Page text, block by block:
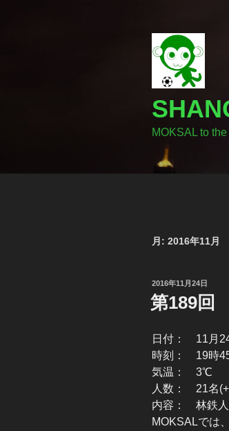
MOKSAL to
月: 2016年11月
投
稿
日:
2016年11月24日
第189回
日付： 11月24
時刻： 19時
気温： 3℃
人数： 21名(+
内容： 林鉄人
MOKSALでは